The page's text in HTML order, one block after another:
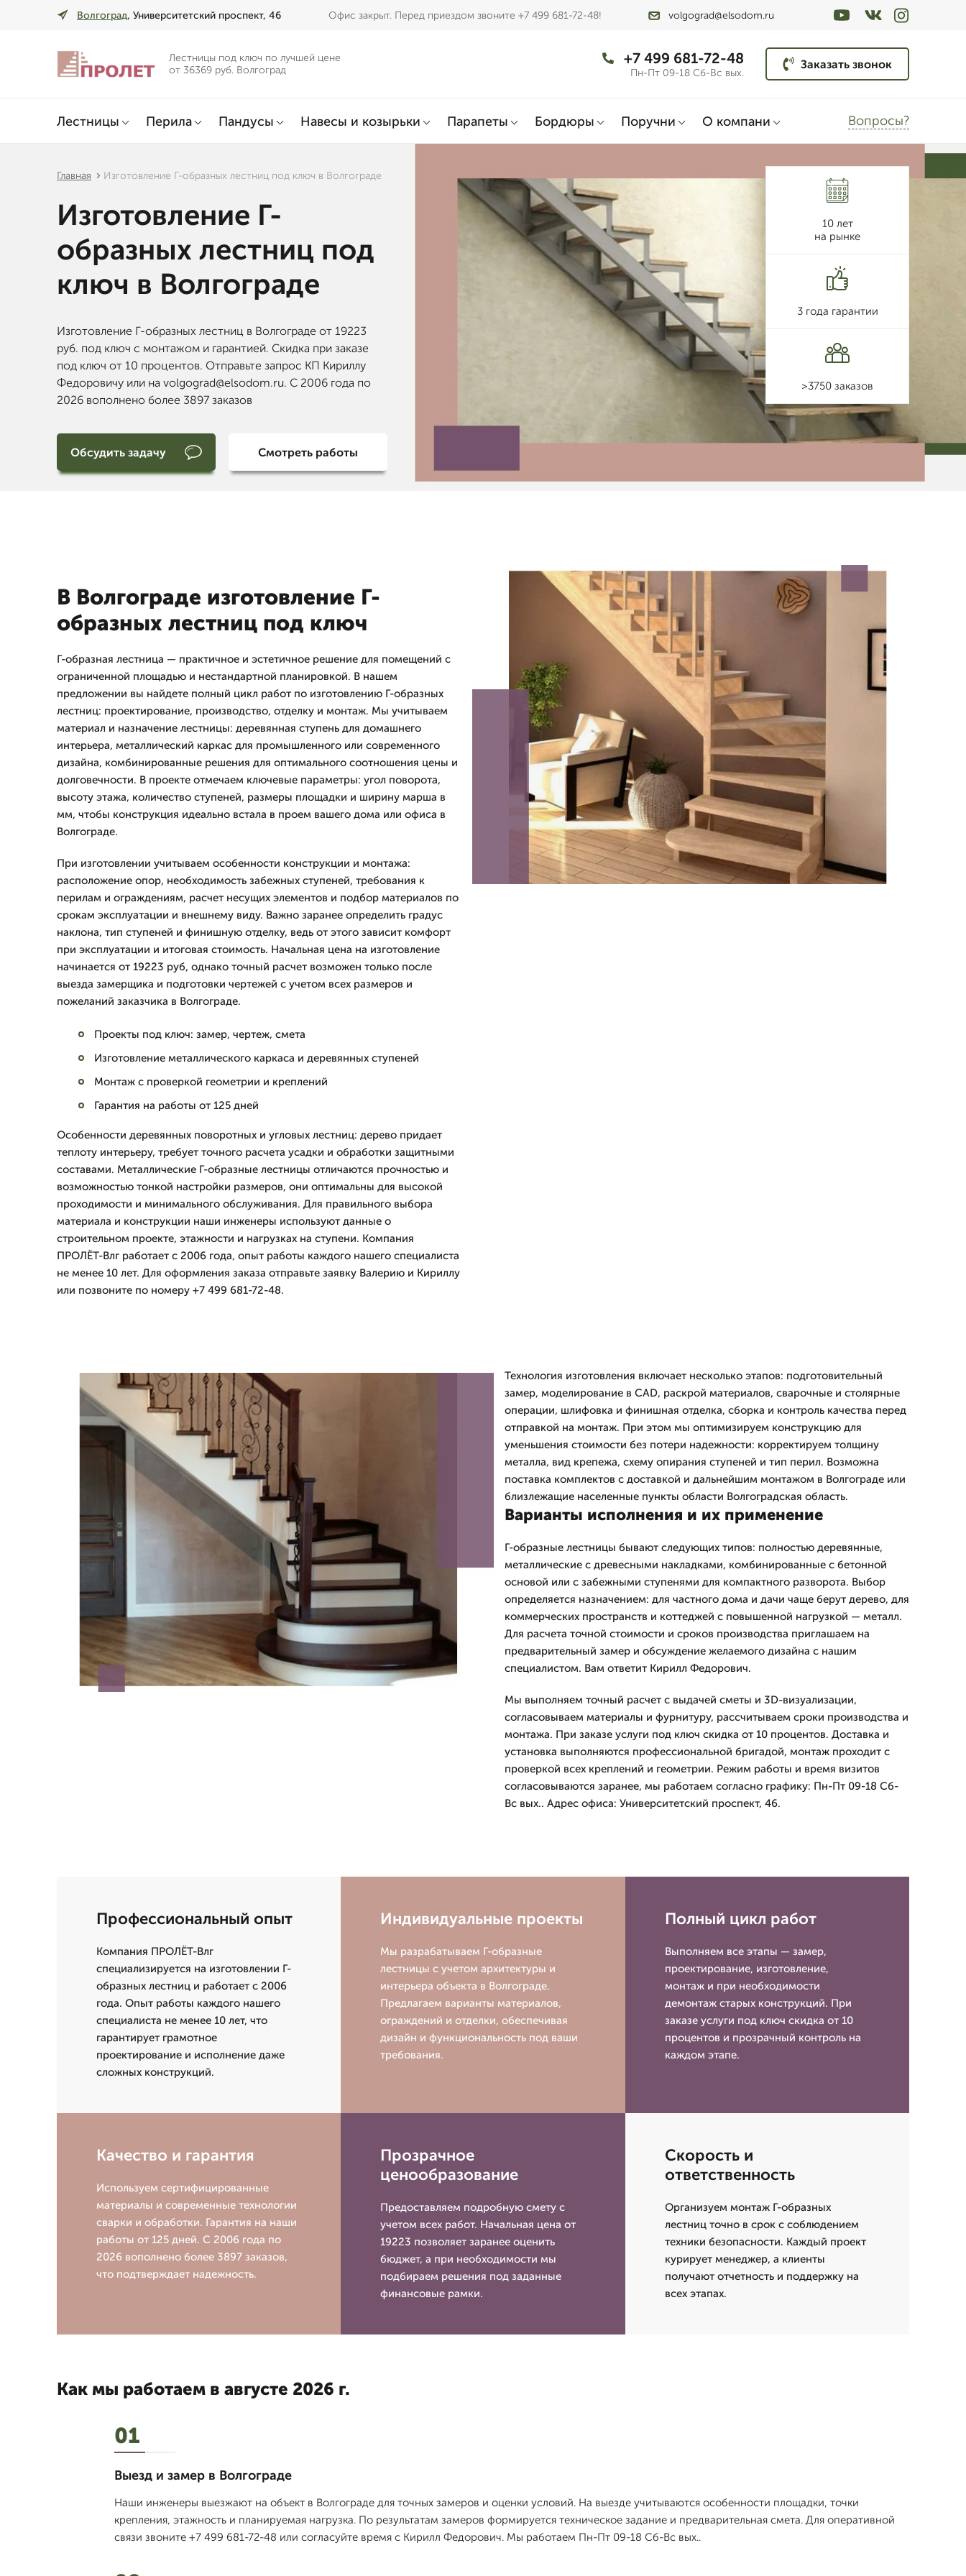
Волгоград, Университетский проспект, 46 Офис закрыт. Перед приездом звоните +7 499 681-72-48! volgograd@elsodom.ru
Лестницы под ключ по лучшей цене
от 36369 руб. Волгоград
+7 499 681-72-48
Пн-Пт 09-18 Сб-Вс вых.
Заказать звонок
Лестницы Перила Пандусы Навесы и козырьки Парапеты Бордюры Поручни О компани Вопросы?
Главная Изготовление Г-образных лестниц под ключ в Волгограде
Изготовление Г-
образных лестниц под
ключ в Волгограде
Изготовление Г-образных лестниц в Волгограде от 19223
руб. под ключ с монтажом и гарантией. Скидка при заказе
под ключ от 10 процентов. Отправьте запрос КП Кириллу
Федоровичу или на volgograd@elsodom.ru. С 2006 года по
2026 вополнено более 3897 заказов
Обсудить задачу Смотреть работы
10 лет
на рынке
3 года гарантии
>3750 заказов
В Волгограде изготовление Г-
образных лестниц под ключ
Г-образная лестница — практичное и эстетичное решение для помещений с
ограниченной площадью и нестандартной планировкой. В нашем
предложении вы найдете полный цикл работ по изготовлению Г-образных
лестниц: проектирование, производство, отделку и монтаж. Мы учитываем
материал и назначение лестницы: деревянная ступень для домашнего
интерьера, металлический каркас для промышленного или современного
дизайна, комбинированные решения для оптимального соотношения цены и
долговечности. В проекте отмечаем ключевые параметры: угол поворота,
высоту этажа, количество ступеней, размеры площадки и ширину марша в
мм, чтобы конструкция идеально встала в проем вашего дома или офиса в
Волгограде.
При изготовлении учитываем особенности конструкции и монтажа:
расположение опор, необходимость забежных ступеней, требования к
перилам и ограждениям, расчет несущих элементов и подбор материалов по
срокам эксплуатации и внешнему виду. Важно заранее определить градус
наклона, тип ступеней и финишную отделку, ведь от этого зависит комфорт
при эксплуатации и итоговая стоимость. Начальная цена на изготовление
начинается от 19223 руб, однако точный расчет возможен только после
выезда замерщика и подготовки чертежей с учетом всех размеров и
пожеланий заказчика в Волгограде.
Проекты под ключ: замер, чертеж, смета
Изготовление металлического каркаса и деревянных ступеней
Монтаж с проверкой геометрии и креплений
Гарантия на работы от 125 дней
Особенности деревянных поворотных и угловых лестниц: дерево придает
теплоту интерьеру, требует точного расчета усадки и обработки защитными
составами. Металлические Г-образные лестницы отличаются прочностью и
возможностью тонкой настройки размеров, они оптимальны для высокой
проходимости и минимального обслуживания. Для правильного выбора
материала и конструкции наши инженеры используют данные о
строительном проекте, этажности и нагрузках на ступени. Компания
ПРОЛЁТ-Влг работает с 2006 года, опыт работы каждого нашего специалиста
не менее 10 лет. Для оформления заказа отправьте заявку Валерию и Кириллу
или позвоните по номеру +7 499 681-72-48.
Технология изготовления включает несколько этапов: подготовительный
замер, моделирование в CAD, раскрой материалов, сварочные и столярные
операции, шлифовка и финишная отделка, сборка и контроль качества перед
отправкой на монтаж. При этом мы оптимизируем конструкцию для
уменьшения стоимости без потери надежности: корректируем толщину
металла, вид крепежа, схему опирания ступеней и тип перил. Возможна
поставка комплектов с доставкой и дальнейшим монтажом в Волгограде или
близлежащие населенные пункты области Волгоградская область.
Варианты исполнения и их применение
Г-образные лестницы бывают следующих типов: полностью деревянные,
металлические с древесными накладками, комбинированные с бетонной
основой или с забежными ступенями для компактного разворота. Выбор
определяется назначением: для частного дома и дачи чаще берут дерево, для
коммерческих пространств и коттеджей с повышенной нагрузкой — металл.
Для расчета точной стоимости и сроков производства приглашаем на
предварительный замер и обсуждение желаемого дизайна с нашим
специалистом. Вам ответит Кирилл Федорович.
Мы выполняем точный расчет с выдачей сметы и 3D-визуализации,
согласовываем материалы и фурнитуру, рассчитываем сроки производства и
монтажа. При заказе услуги под ключ скидка от 10 процентов. Доставка и
установка выполняются профессиональной бригадой, монтаж проходит с
проверкой всех креплений и геометрии. Режим работы и время визитов
согласовываются заранее, мы работаем согласно графику: Пн-Пт 09-18 Сб-
Вс вых.. Адрес офиса: Университетский проспект, 46.
Профессиональный опыт
Компания ПРОЛЁТ-Влг
специализируется на изготовлении Г-
образных лестниц и работает с 2006
года. Опыт работы каждого нашего
специалиста не менее 10 лет, что
гарантирует грамотное
проектирование и исполнение даже
сложных конструкций.
Индивидуальные проекты
Мы разрабатываем Г-образные
лестницы с учетом архитектуры и
интерьера объекта в Волгограде.
Предлагаем варианты материалов,
ограждений и отделки, обеспечивая
дизайн и функциональность под ваши
требования.
Полный цикл работ
Выполняем все этапы — замер,
проектирование, изготовление,
монтаж и при необходимости
демонтаж старых конструкций. При
заказе услуги под ключ скидка от 10
процентов и прозрачный контроль на
каждом этапе.
Качество и гарантия
Используем сертифицированные
материалы и современные технологии
сварки и обработки. Гарантия на наши
работы от 125 дней. С 2006 года по
2026 вополнено более 3897 заказов,
что подтверждает надежность.
Прозрачное
ценообразование
Предоставляем подробную смету с
учетом всех работ. Начальная цена от
19223 позволяет заранее оценить
бюджет, а при необходимости мы
подбираем решения под заданные
финансовые рамки.
Скорость и
ответственность
Организуем монтаж Г-образных
лестниц точно в срок с соблюдением
техники безопасности. Каждый проект
курирует менеджер, а клиенты
получают отчетность и поддержку на
всех этапах.
Как мы работаем в августе 2026 г.
01
Выезд и замер в Волгограде
Наши инженеры выезжают на объект в Волгограде для точных замеров и оценки условий. На выезде учитываются особенности площадки, точки
крепления, этажность и планируемая нагрузка. По результатам замеров формируется техническое задание и предварительная смета. Для оперативной
связи звоните +7 499 681-72-48 или согласуйте время с Кирилл Федорович. Мы работаем Пн-Пт 09-18 Сб-Вс вых..